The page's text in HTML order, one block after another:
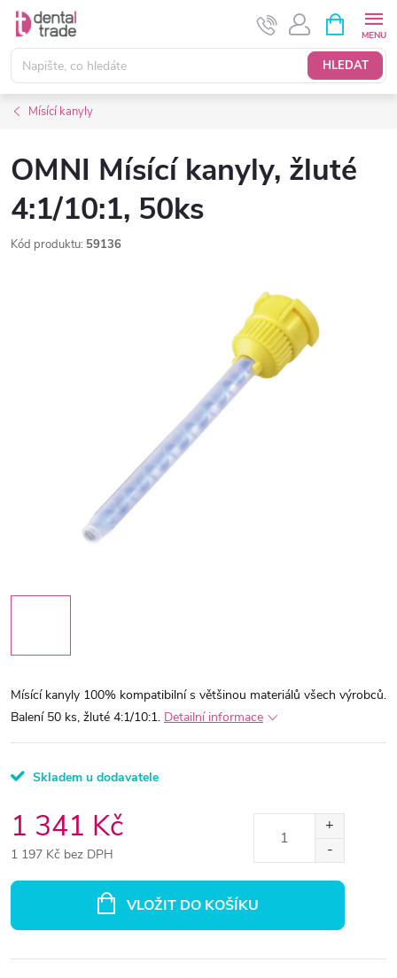
Přejít
obsah
HLEDAT
NÁKUPNÍ
KOŠÍK
Mísící kanyly
OMNI Mísící kanyly, žluté
4:1/10:1, 50ks
Kód produktu: 59136
Mísící kanyly 100% kompatibilní s většinou materiálů všech výrobců.
Balení 50 ks, žluté 4:1/10:1. Detailní informace
Skladem u dodavatele
1 341 Kč
1 197 Kč bez DPH
VLOŽIT DO KOŠÍKU